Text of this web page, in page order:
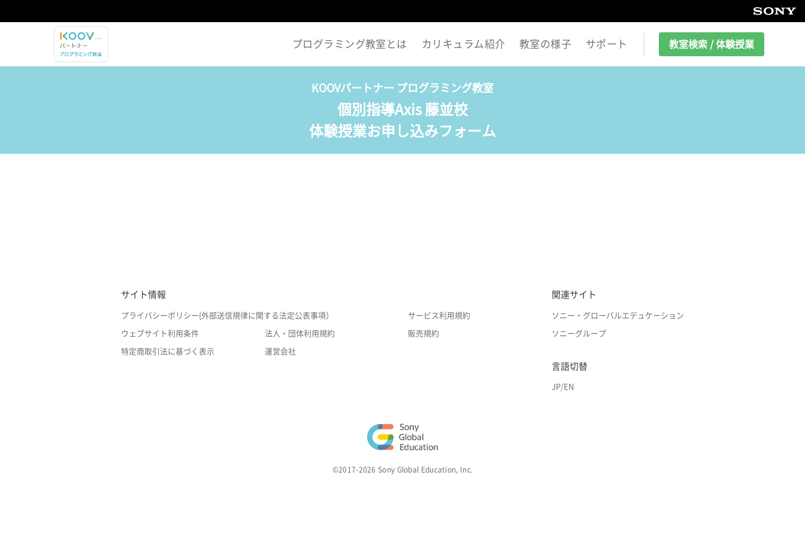
プログラミング教室とは カリキュラム紹介 教室の様子 サポート 教室検索 / 体験授業
KOOVパートナー プログラミング教室
個別指導Axis 藤並校
体験授業お申し込みフォーム
サイト情報
プライバシーポリシー(外部送信規律に関する法定公表事項） サービス利用規約
ウェブサイト利用条件 法人・団体利用規約 販売規約
特定商取引法に基づく表示 運営会社
関連サイト
ソニー・グローバルエデュケーション
ソニーグループ
言語切替
JP/EN
©2017-2026 Sony Global Education, Inc.